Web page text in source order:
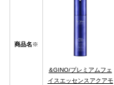
商品名※
&GINO/プレミアムフェ
イスエッセンスアクアモ